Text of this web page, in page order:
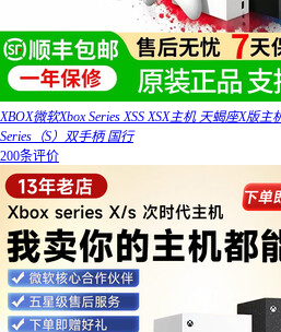
XBOX微软Xbox Series XSS XSX主机 天蝎座X版
Series（S）双手柄 国行
200条评价